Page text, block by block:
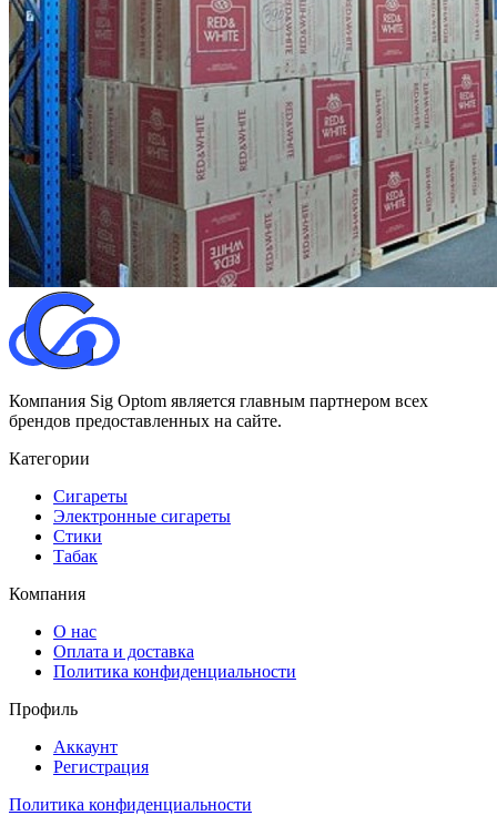
Компания Sig Optom является главным партнером всех
брендов предоставленных на сайте.
Категории
Сигареты
Электронные сигареты
Стики
Табак
Компания
О нас
Оплата и доставка
Политика конфиденциальности
Профиль
Аккаунт
Регистрация
Политика конфиденциальности